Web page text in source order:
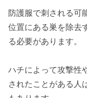
防護服で刺される可
位置にある巣を除去
る必要があります。
ハチによって攻撃性
されたことがある人